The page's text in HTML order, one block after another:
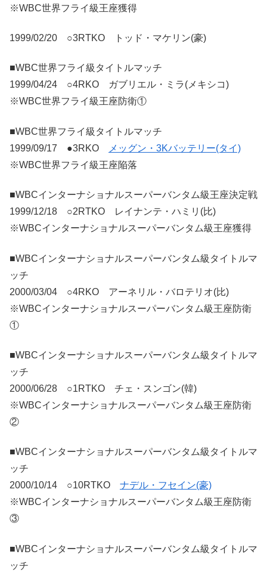
※WBC世界フライ級王座獲得
1999/02/20 ○3RTKO トッド・マケリン(豪)
■WBC世界フライ級タイトルマッチ
1999/04/24 ○4RKO ガブリエル・ミラ(メキシコ)
※WBC世界フライ級王座防衛①
■WBC世界フライ級タイトルマッチ
1999/09/17 ●3RKO
メッグン・3Kバッテリー(タイ)
※WBC世界フライ級王座陥落
■WBCインターナショナルスーパーバンタム級王座決定戦
1999/12/18 ○2RTKO レイナンテ・ハミリ(比)
※WBCインターナショナルスーパーバンタム級王座獲得
■WBCインターナショナルスーパーバンタム級タイトルマ
ッチ
2000/03/04 ○4RKO アーネリル・バロテリオ(比)
※WBCインターナショナルスーパーバンタム級王座防衛
①
■WBCインターナショナルスーパーバンタム級タイトルマ
ッチ
2000/06/28 ○1RTKO チェ・スンゴン(韓)
※WBCインターナショナルスーパーバンタム級王座防衛
②
■WBCインターナショナルスーパーバンタム級タイトルマ
ッチ
2000/10/14 ○10RTKO ナデル・フセイン(豪)
※WBCインターナショナルスーパーバンタム級王座防衛
③
■WBCインターナショナルスーパーバンタム級タイトルマ
ッチ